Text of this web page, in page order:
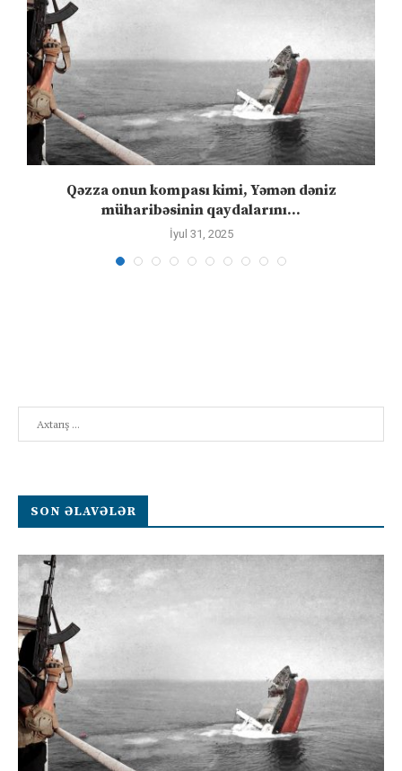
Qəzza onun kompası kimi, Yəmən dəniz
müharibəsinin qaydalarını...
İyul 31, 2025
SON ƏLAVƏLƏR